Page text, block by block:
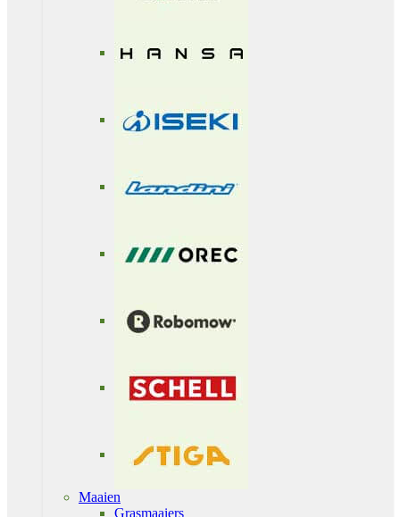
Maaien
Grasmaaiers